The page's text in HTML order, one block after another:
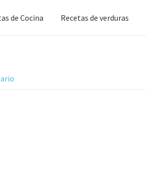
de Cocina Recetas de verduras